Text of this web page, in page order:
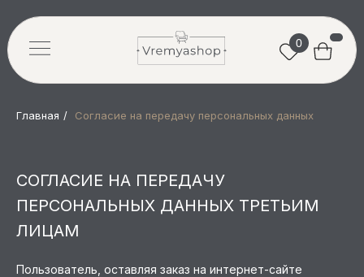
Главная / Согласие на передачу персональных данных
СОГЛАСИЕ НА ПЕРЕДАЧУ
ПЕРСОНАЛЬНЫХ ДАННЫХ ТРЕТЬИМ
ЛИЦАМ
Пользователь, оставляя заказ на интернет-сайте